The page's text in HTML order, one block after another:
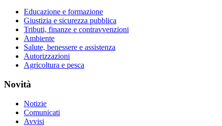
Educazione e formazione
Giustizia e sicurezza pubblica
Tributi, finanze e contravvenzioni
Ambiente
Salute, benessere e assistenza
Autorizzazioni
Agricoltura e pesca
Novità
Notizie
Comunicati
Avvisi